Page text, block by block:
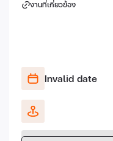
งานที่เกี่ยวข้อง
Invalid date